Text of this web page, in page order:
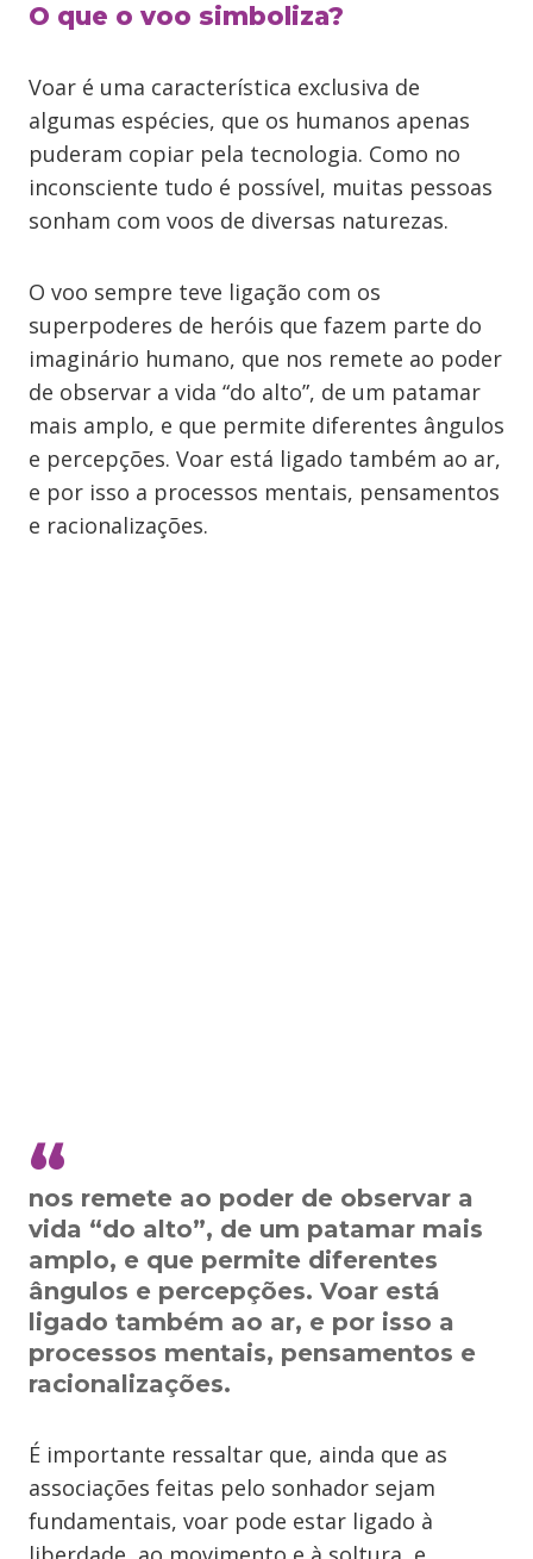
O que o voo simboliza?
Voar é uma característica exclusiva de
algumas espécies, que os humanos apenas
puderam copiar pela tecnologia. Como no
inconsciente tudo é possível, muitas pessoas
sonham com voos de diversas naturezas.
O voo sempre teve ligação com os
superpoderes de heróis que fazem parte do
imaginário humano, que nos remete ao poder
de observar a vida “do alto”, de um patamar
mais amplo, e que permite diferentes ângulos
e percepções. Voar está ligado também ao ar,
e por isso a processos mentais, pensamentos
e racionalizações.
nos remete ao poder de observar a
vida “do alto”, de um patamar mais
amplo, e que permite diferentes
ângulos e percepções. Voar está
ligado também ao ar, e por isso a
processos mentais, pensamentos e
racionalizações.
É importante ressaltar que, ainda que as
associações feitas pelo sonhador sejam
fundamentais, voar pode estar ligado à